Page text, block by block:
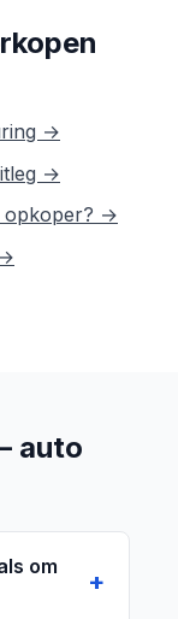
→
→
opkoper? →
auto
om